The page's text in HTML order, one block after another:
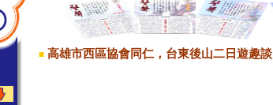
■ 高雄市西區協會同仁，台東後山二日遊趣談